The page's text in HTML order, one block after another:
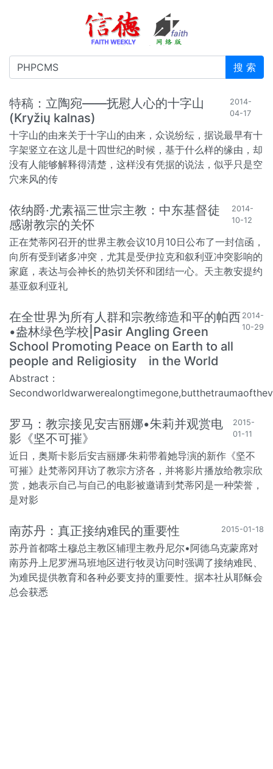
搜 索
特稿：立陶宛——抚慰人心的十字山
(Kryžių kalnas)
2014-
04-17
十字山的由来关于十字山的由来，众说纷纭，据说最早有十
字架竖立在这儿是十四世纪的时候，基于什么样的缘由，却
没有人能够解释得清楚，这样没有凭据的说法，似乎只是空
穴来风的传
依纳爵‧尤素福三世宗主教：中东基督徒
感谢教宗的关怀
2014-
10-12
正在梵蒂冈召开的世界主教会议10月10日公布了一封信函，
向所有受到诸多冲突，尤其是受伊拉克和叙利亚冲突影响的
家庭，表达与会神长的热切关怀和团结一心。天主教安提约
基亚叙利亚礼
在全世界为所有人群和宗教缔造和平的帕西
•盎林绿色学校|Pasir Angling Green
School Promoting Peace on Earth to all
people and Religiosity in the World
2014-
10-29
Abstract：
罗马：教宗接见安吉丽娜•朱莉并观赏电
影《坚不可摧》
2015-
01-11
近日，奥斯卡影后安吉丽娜·朱莉带着她导演的新作《坚不
可摧》赴梵蒂冈拜访了教宗方济各，并将影片播放给教宗欣
赏，她表示自己与自己的电影被邀请到梵蒂冈是一种荣誉，
是对影
南苏丹：真正接纳难民的重要性 2015-01-18
苏丹首都喀土穆总主教区辅理主教丹尼尔•阿德乌克蒙席对
南苏丹上尼罗洲马班地区进行牧灵访问时强调了接纳难民、
为难民提供教育和各种必要支持的重要性。据本社从耶稣会
总会获悉